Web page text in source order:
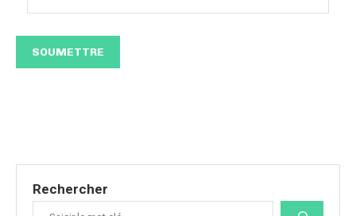
Rechercher